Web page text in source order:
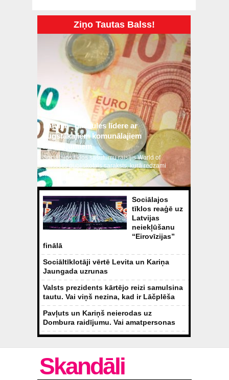
Ziņo Tautas Balss!
Latvija – pasaules līdere ar
augstākajiem komunālajiem
maksājumiem
Sociālajos tīklos sašutumu raisījis World of
Statistics publiskotais saraksts, kurā redzami
komunālie maksājumi...
Sociālajos
tīklos reaģē uz
Latvijas
neiekļūšanu
“Eirovīzijas”
finālā
Sociāltīklotāji vērtē Levita un Kariņa
Jaungada uzrunas
Valsts prezidents kārtējo reizi samulsina
tautu. Vai viņš nezina, kad ir Lāčplēša
diena?
Pavļuts un Kariņš neierodas uz
Dombura raidījumu. Vai amatpersonas
slēpjas?
Skandāli